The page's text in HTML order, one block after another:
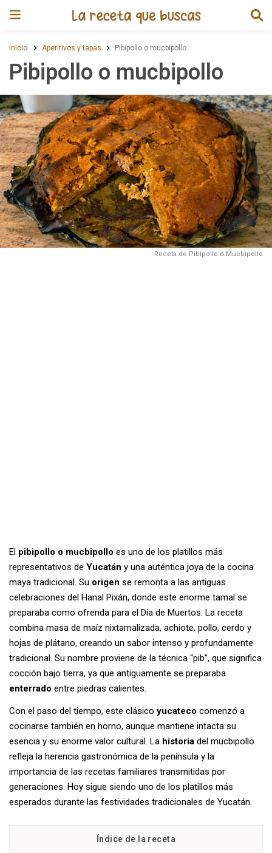
Inicio Aperitivos y tapas Pibipollo o mucbipollo
Pibipollo o mucbipollo
Receta de Pibipollo o Mucbipollo
El pibipollo o mucbipollo es uno de los platillos más
representativos de Yucatán y una auténtica joya de la cocina
maya tradicional. Su origen se remonta a las antiguas
celebraciones del Hanal Pixán, donde este enorme tamal se
preparaba como ofrenda para el Día de Muertos. La receta
combina masa de maíz nixtamalizada, achiote, pollo, cerdo y
hojas de plátano, creando un sabor intenso y profundamente
tradicional. Su nombre proviene de la técnica “pib”, que significa
cocción bajo tierra, ya que antiguamente se preparaba
enterrado entre piedras calientes.
Con el paso del tiempo, este clásico yucateco comenzó a
cocinarse también en horno, aunque mantiene intacta su
esencia y su enorme valor cultural. La historia del mucbipollo
refleja la herencia gastronómica de la península y la
importancia de las recetas familiares transmitidas por
generaciones. Hoy sigue siendo uno de los platillos más
esperados durante las festividades tradicionales de Yucatán.
Índice de la receta